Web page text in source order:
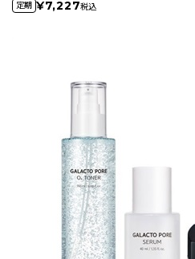
定期 ¥7,227税込